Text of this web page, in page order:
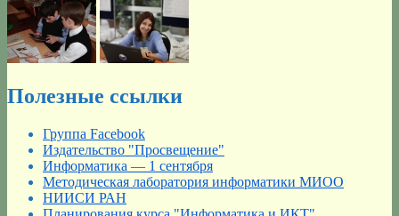
Полезные ссылки
Группа Facebook
Издательство "Просвещение"
Информатика — 1 сентября
Методическая лаборатория информатики МИОО
НИИСИ РАН